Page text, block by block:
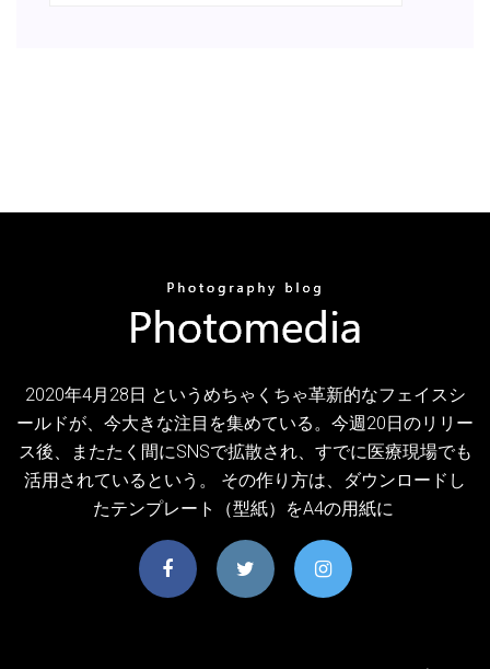
2020年4月28日 というめちゃくちゃ革新的なフェイスシ
ールドが、今大きな注目を集めている。今週20日のリリー
ス後、またたく間にSNSで拡散され、すでに医療現場でも
活用されているという。 その作り方は、ダウンロードし
たテンプレート（型紙）をA4の用紙に